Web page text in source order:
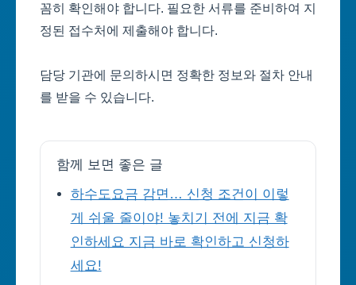
꼼히 확인해야 합니다. 필요한 서류를 준비하여 지
정된 접수처에 제출해야 합니다.
담당 기관에 문의하시면 정확한 정보와 절차 안내
를 받을 수 있습니다.
함께 보면 좋은 글
하수도요금 감면… 신청 조건이 이렇
게 쉬울 줄이야! 놓치기 전에 지금 확
인하세요 지금 바로 확인하고 신청하
세요!